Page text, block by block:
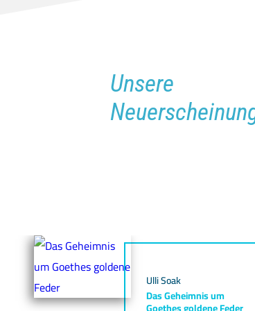
Unsere
Ulli Soak
Das Geheimnis um